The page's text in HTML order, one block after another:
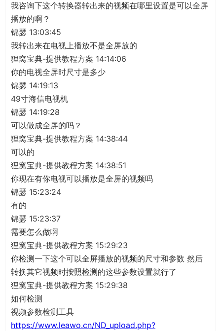
我咨询下这个转换器转出来的视频在哪里设置是可以全屏
播放的啊？
锦瑟 13:03:45
我转出来在电视上播放不是全屏放的
狸窝宝典-提供教程方案 14:14:06
你的电视全屏时尺寸是多少
锦瑟 14:19:13
49寸海信电视机
锦瑟 14:19:28
可以做成全屏的吗？
狸窝宝典-提供教程方案 14:38:44
可以的
狸窝宝典-提供教程方案 14:38:51
你现在有你电视可以播放是全屏的视频吗
锦瑟 15:23:24
有的
锦瑟 15:23:37
需要怎么做啊
狸窝宝典-提供教程方案 15:29:23
你检测一下这个可以全屏播放的视频的尺寸和参数 然后
转换其它视频时按照检测的这些参数设置就行了
狸窝宝典-提供教程方案 15:29:38
如何检测
视频参数检测工具
https://www.leawo.cn/ND_upload.php?